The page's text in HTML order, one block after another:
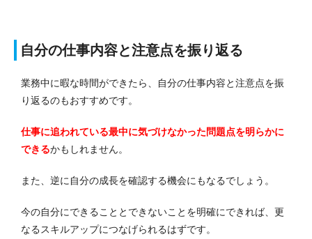
自分の仕事内容と注意点を振り返る
業務中に暇な時間ができたら、自分の仕事内容と注意点を振
り返るのもおすすめです。
仕事に追われている最中に気づけなかった問題点を明らかに
できるかもしれません。
また、逆に自分の成長を確認する機会にもなるでしょう。
今の自分にできることとできないことを明確にできれば、更
なるスキルアップにつなげられるはずです。